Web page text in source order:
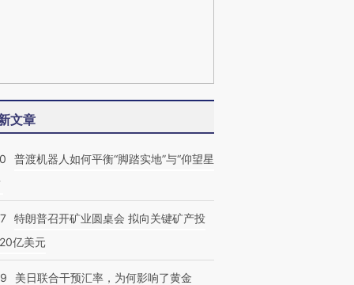
文章
普渡机器人如何平衡“脚踏实地”与“仰望星
特朗普召开矿业圆桌会 拟向关键矿产投
亿美元
美日联合干预汇率，为何影响了黄金